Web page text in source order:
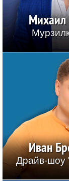
Михаил
Иван
Драйв-шоу